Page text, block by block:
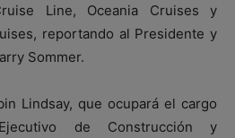
Line, Oceania Cruises y
reportando al Presidente y
Sommer.
Lindsay, que ocupará el cargo
de Construcción y